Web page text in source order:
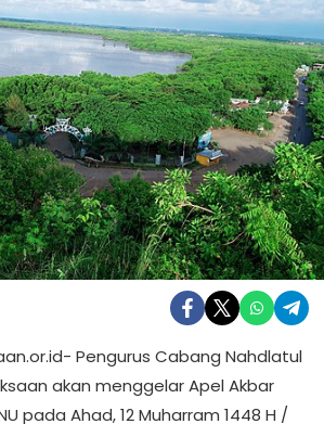
Pengurus Cabang Nahdlatul
akan menggelar Apel Akbar
pada Ahad, 12 Muharram 1448 H /